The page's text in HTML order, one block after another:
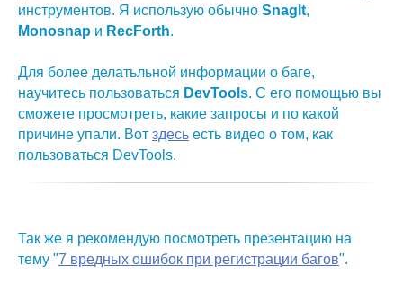
инструментов. Я использую обычно SnagIt,
Monosnap и RecForth.
Для более делатьльной информации о баге,
научитесь пользоваться DevTools. С его помощью вы
сможете просмотреть, какие запросы и по какой
причине упали. Вот здесь есть видео о том, как
пользоваться DevTools.
Так же я рекомендую посмотреть презентацию на
тему "7 вредных ошибок при регистрации багов".